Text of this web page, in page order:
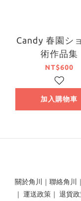
Candy 春園シ
術作品集
NT$600
加入購物車
關於角川 ｜ 聯絡角川 ｜
｜ 運送政策 ｜ 退貨